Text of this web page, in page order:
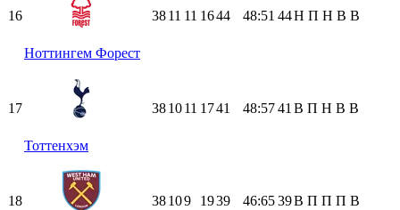
16
Ноттингем Форест
3811 11 1644 48:51 44Н П Н В В
17
Тоттенхэм
381011 1741 48:5741 В П Н В В
18 38109 1939 46:6539В П П П В